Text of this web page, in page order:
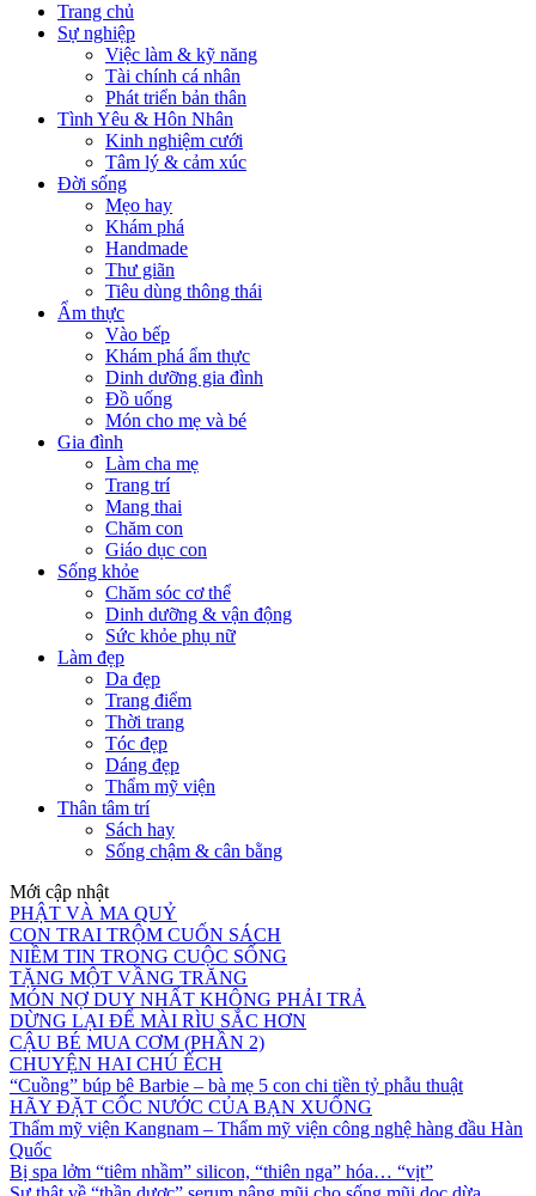
Trang chủ
Sự nghiệp
Việc làm & kỹ năng
Tài chính cá nhân
Phát triển bản thân
Tình Yêu & Hôn Nhân
Kinh nghiệm cưới
Tâm lý & cảm xúc
Đời sống
Mẹo hay
Khám phá
Handmade
Thư giãn
Tiêu dùng thông thái
Ẩm thực
Vào bếp
Khám phá ẩm thực
Dinh dưỡng gia đình
Đồ uống
Món cho mẹ và bé
Gia đình
Làm cha mẹ
Trang trí
Mang thai
Chăm con
Giáo dục con
Sống khỏe
Chăm sóc cơ thể
Dinh dưỡng & vận động
Sức khỏe phụ nữ
Làm đẹp
Da đẹp
Trang điểm
Thời trang
Tóc đẹp
Dáng đẹp
Thẩm mỹ viện
Thân tâm trí
Sách hay
Sống chậm & cân bằng
Mới cập nhật
PHẬT VÀ MA QUỶ
CON TRAI TRỘM CUỐN SÁCH
NIỀM TIN TRONG CUỘC SỐNG
TẶNG MỘT VẦNG TRĂNG
MÓN NỢ DUY NHẤT KHÔNG PHẢI TRẢ
DỪNG LẠI ĐỂ MÀI RÌU SẮC HƠN
CẬU BÉ MUA CƠM (PHẦN 2)
CHUYỆN HAI CHÚ ẾCH
“Cuồng” búp bê Barbie – bà mẹ 5 con chi tiền tỷ phẫu thuật
HÃY ĐẶT CỐC NƯỚC CỦA BẠN XUỐNG
Thẩm mỹ viện Kangnam – Thẩm mỹ viện công nghệ hàng đầu Hàn
Quốc
Bị spa lởm “tiêm nhầm” silicon, “thiên nga” hóa… “vịt”